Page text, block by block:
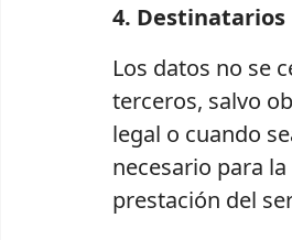
4. Destinatarios
Los datos no se
terceros, salvo
legal o cuando
necesario para la
prestación del